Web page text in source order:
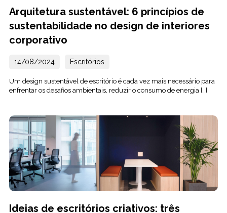
Arquitetura sustentável: 6 princípios de
sustentabilidade no design de interiores
corporativo
14/08/2024 Escritórios
Um design sustentável de escritório é cada vez mais necessário para
enfrentar os desafios ambientais, reduzir o consumo de energia […]
Ideias de escritórios criativos: três